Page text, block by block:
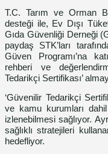
T.C. Tarım ve Orman
desteği ile, Ev Dışı
Gıda Güvenliği Derneği
paydaş STK’ları
Güven Programı’na
rehberi ve
Tedarikçi Sertifikası’
‘Güvenilir Tedarikçi
ve kamu kurumları
izlenebilmesi sağlıyor.
sağlıklı stratejileri
hedefliyor.